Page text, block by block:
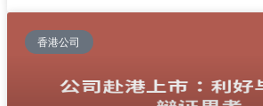
香港公司